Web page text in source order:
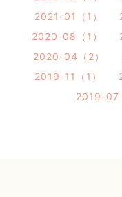
2021-01（1）
2020-08（1）
2020-04（2）
2019-11（1）
2019-07